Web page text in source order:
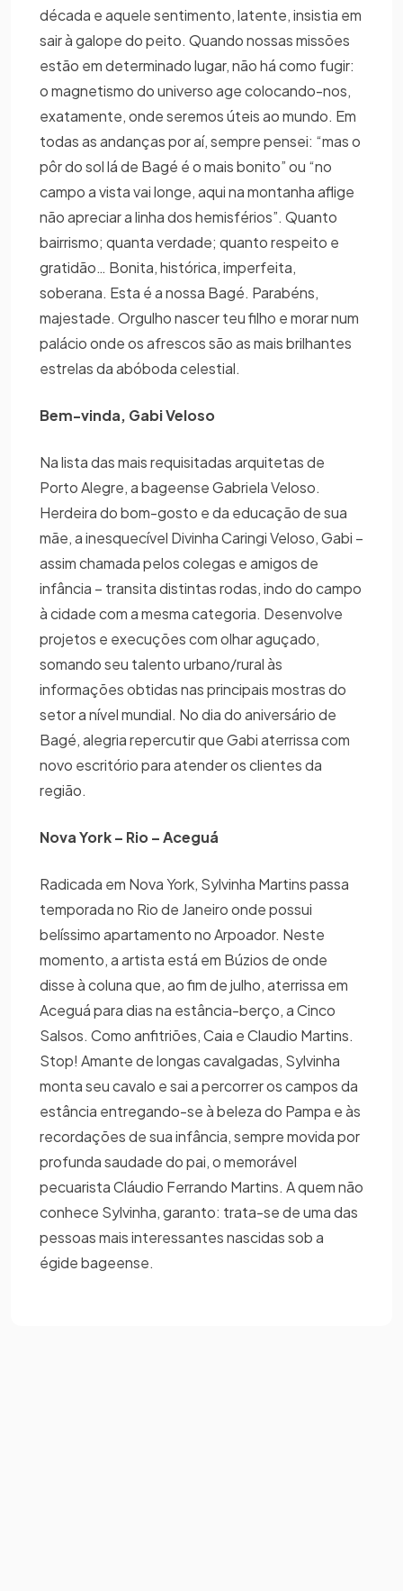
década e aquele sentimento, latente, insistia em
sair à galope do peito. Quando nossas missões
estão em determinado lugar, não há como fugir:
o magnetismo do universo age colocando-nos,
exatamente, onde seremos úteis ao mundo. Em
todas as andanças por aí, sempre pensei: “mas o
pôr do sol lá de Bagé é o mais bonito” ou “no
campo a vista vai longe, aqui na montanha aflige
não apreciar a linha dos hemisférios”. Quanto
bairrismo; quanta verdade; quanto respeito e
gratidão… Bonita, histórica, imperfeita,
soberana. Esta é a nossa Bagé. Parabéns,
majestade. Orgulho nascer teu filho e morar num
palácio onde os afrescos são as mais brilhantes
estrelas da abóboda celestial.
Bem-vinda, Gabi Veloso
Na lista das mais requisitadas arquitetas de
Porto Alegre, a bageense Gabriela Veloso.
Herdeira do bom-gosto e da educação de sua
mãe, a inesquecível Divinha Caringi Veloso, Gabi –
assim chamada pelos colegas e amigos de
infância – transita distintas rodas, indo do campo
à cidade com a mesma categoria. Desenvolve
projetos e execuções com olhar aguçado,
somando seu talento urbano/rural às
informações obtidas nas principais mostras do
setor a nível mundial. No dia do aniversário de
Bagé, alegria repercutir que Gabi aterrissa com
novo escritório para atender os clientes da
região.
Nova York – Rio – Aceguá
Radicada em Nova York, Sylvinha Martins passa
temporada no Rio de Janeiro onde possui
belíssimo apartamento no Arpoador. Neste
momento, a artista está em Búzios de onde
disse à coluna que, ao fim de julho, aterrissa em
Aceguá para dias na estância-berço, a Cinco
Salsos. Como anfitriões, Caia e Claudio Martins.
Stop! Amante de longas cavalgadas, Sylvinha
monta seu cavalo e sai a percorrer os campos da
estância entregando-se à beleza do Pampa e às
recordações de sua infância, sempre movida por
profunda saudade do pai, o memorável
pecuarista Cláudio Ferrando Martins. A quem não
conhece Sylvinha, garanto: trata-se de uma das
pessoas mais interessantes nascidas sob a
égide bageense.